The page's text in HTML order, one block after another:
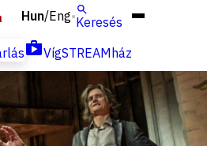
Hun/Eng Keresés
VígSTREAMház